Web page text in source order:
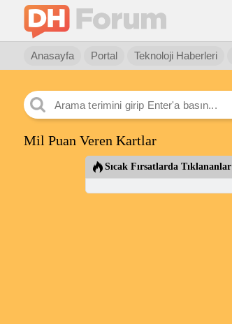
Anasayfa Portal Teknoloji Haberleri
Mil Puan Veren Kartlar
Sıcak Fırsatlarda Tıklananlar